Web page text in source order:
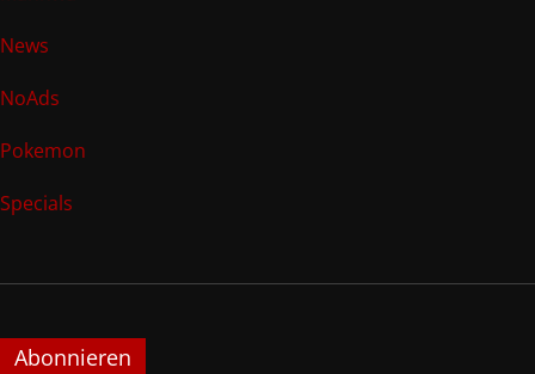
News
NoAds
Pokemon
Specials
Abonnieren